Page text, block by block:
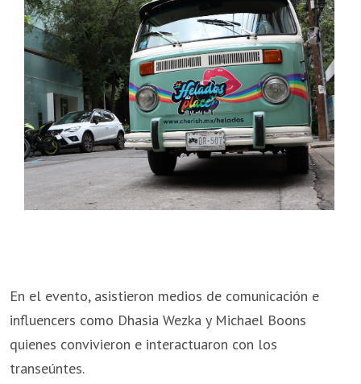
En el evento, asistieron medios de comunicación e
influencers como Dhasia Wezka y Michael Boons
quienes convivieron e interactuaron con los
transeúntes.